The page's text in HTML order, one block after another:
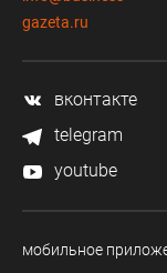
gazeta.ru
вконтакте
telegram
youtube
мобильное